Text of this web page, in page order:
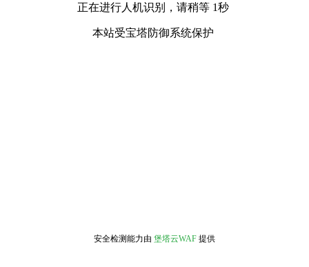
正在进行人机识别，请稍等 1秒
本站受宝塔防御系统保护
安全检测能力由 堡塔云WAF 提供